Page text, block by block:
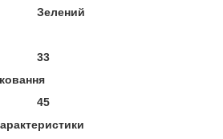
Зелений
33
45